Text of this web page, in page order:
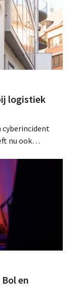
logistiek
cyberincident
nu ook
en
en